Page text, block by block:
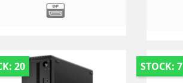
20 STOCK: 7